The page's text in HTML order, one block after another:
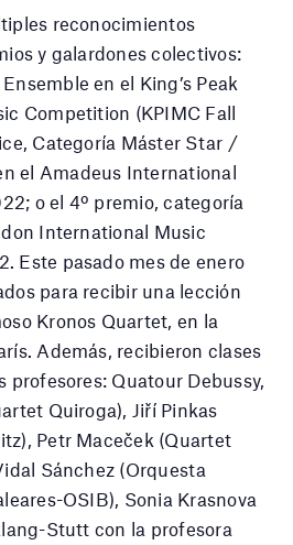
reconocimientos
y galardones colectivos:
en el King’s Peak
Competition (KPIMC Fall
Categoría Máster Star /
el Amadeus International
o el 4º premio, categoría
International Music
Este pasado mes de enero
para recibir una lección
Kronos Quartet, en la
Además, recibieron clases
profesores: Quatour Debussy,
Quiroga), Jiří Pinkas
Petr Maceček (Quartet
Sánchez (Orquesta
OSIB), Sonia Krasnova
Stutt con la profesora